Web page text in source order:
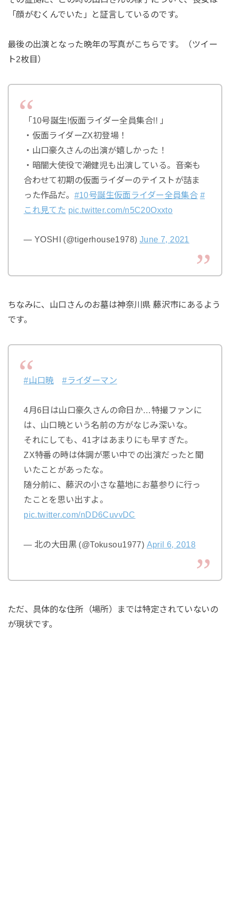
「顔がむくんでいた」と証言しているのです。
最後の出演となった晩年の写真がこちらです。（ツイー
ト2枚目）
「10号誕生!仮面ライダー全員集合!! 」
・仮面ライダーZX初登場！
・山口豪久さんの出演が嬉しかった！
・暗闇大使役で潮健児も出演している。音楽も
合わせて初期の仮面ライダーのテイストが詰ま
った作品だ。 #10号誕生仮面ライダー全員集合 #
これ見てた pic.twitter.com/n5C20Oxxto
— YOSHI (@tigerhouse1978) June 7, 2021
ちなみに、山口さんのお墓は神奈川県 藤沢市にあるよう
です。
#山口暁 #ライダーマン
4月6日は山口豪久さんの命日か…特撮ファンに
は、山口暁という名前の方がなじみ深いな。
それにしても、41才はあまりにも早すぎた。
ZX特番の時は体調が悪い中での出演だったと聞
いたことがあったな。
随分前に、藤沢の小さな墓地にお墓参りに行っ
たことを思い出すよ。
pic.twitter.com/nDD6CuvvDC
— 北の大田黒 (@Tokusou1977) April 6, 2018
ただ、具体的な住所（場所）までは特定されていないの
が現状です。